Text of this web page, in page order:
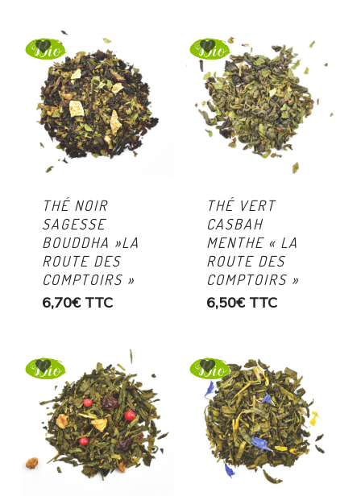
THÉ NOIR
SAGESSE
BOUDDHA »LA
ROUTE DES
COMPTOIRS »
6,70€ TTC
THÉ VERT
CASBAH
MENTHE « LA
ROUTE DES
COMPTOIRS »
6,50€ TTC